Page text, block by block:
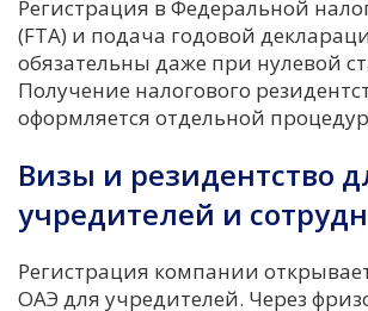
Регистрация в Федеральной
(FTA) и подача годовой
обязательны даже при нулевой
Получение налогового
оформляется отдельной
Визы и резидентство
учредителей и
Регистрация компании
ОАЭ для учредителей. Через